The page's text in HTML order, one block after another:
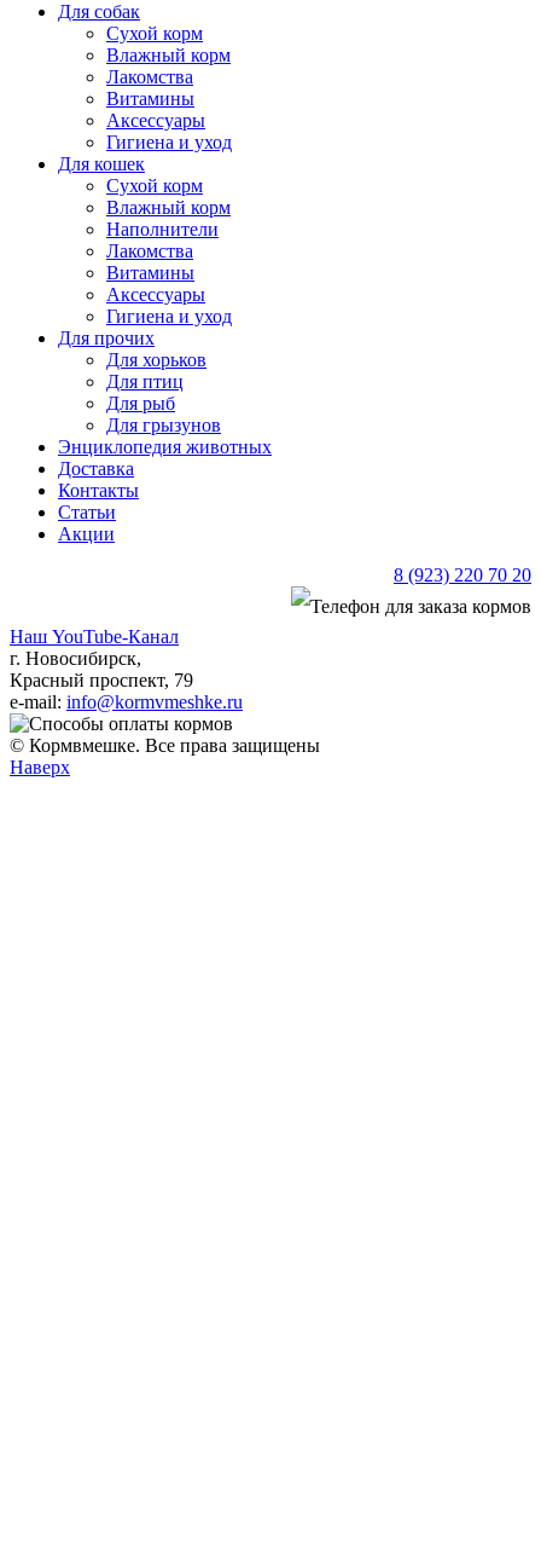
Для собак
Сухой корм
Влажный корм
Лакомства
Витамины
Аксессуары
Гигиена и уход
Для кошек
Сухой корм
Влажный корм
Наполнители
Лакомства
Витамины
Аксессуары
Гигиена и уход
Для прочих
Для хорьков
Для птиц
Для рыб
Для грызунов
Энциклопедия животных
Доставка
Контакты
Статьи
Акции
8 (923) 220 70 20
Наш YouTube-Канал
г. Новосибирск,
Красный проспект, 79
e-mail: info@kormvmeshke.ru
© Кормвмешке. Все права защищены
Наверх